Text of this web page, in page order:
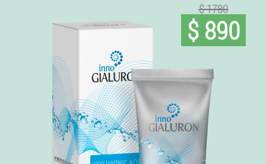
$ 1780
$ 890